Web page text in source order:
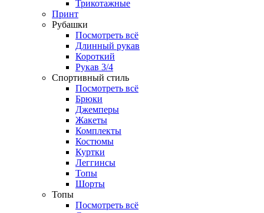
Трикотажные
Принт
Рубашки
Посмотреть всё
Длинный рукав
Короткий
Рукав 3/4
Спортивный стиль
Посмотреть всё
Брюки
Джемперы
Жакеты
Комплекты
Костюмы
Куртки
Леггинсы
Топы
Шорты
Топы
Посмотреть всё